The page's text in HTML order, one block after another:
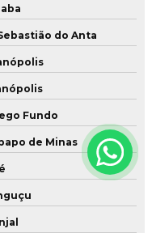
do Anta
Fundo
de Minas